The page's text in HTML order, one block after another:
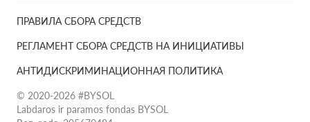
ПРАВИЛА СБОРА СРЕДСТВ
РЕГЛАМЕНТ СБОРА СРЕДСТВ НА ИНИЦИАТИВЫ
АНТИДИСКРИМИНАЦИОННАЯ ПОЛИТИКА
© 2020-2026 #BYSOL
Labdaros ir paramos fondas BYSOL